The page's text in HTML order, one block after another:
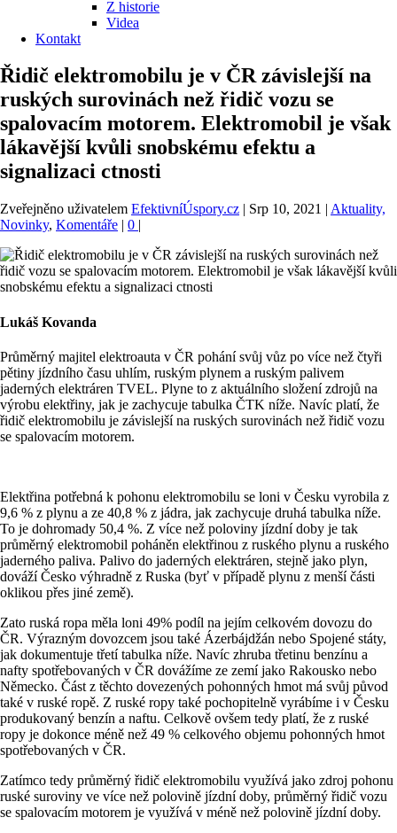
Z historie
Videa
Kontakt
Řidič elektromobilu je v ČR závislejší na
ruských surovinách než řidič vozu se
spalovacím motorem. Elektromobil je však
lákavější kvůli snobskému efektu a
signalizaci ctnosti
Zveřejněno uživatelem EfektivníÚspory.cz | Srp 10, 2021 | Aktuality,
Novinky, Komentáře | 0 |
Lukáš Kovanda
Průměrný majitel elektroauta v ČR pohání svůj vůz po více než čtyři
pětiny jízdního času uhlím, ruským plynem a ruským palivem
jaderných elektráren TVEL. Plyne to z aktuálního složení zdrojů na
výrobu elektřiny, jak je zachycuje tabulka ČTK níže. Navíc platí, že
řidič elektromobilu je závislejší na ruských surovinách než řidič vozu
se spalovacím motorem.
Elektřina potřebná k pohonu elektromobilu se loni v Česku vyrobila z
9,6 % z plynu a ze 40,8 % z jádra, jak zachycuje druhá tabulka níže.
To je dohromady 50,4 %. Z více než poloviny jízdní doby je tak
průměrný elektromobil poháněn elektřinou z ruského plynu a ruského
jaderného paliva. Palivo do jaderných elektráren, stejně jako plyn,
dováží Česko výhradně z Ruska (byť v případě plynu z menší části
oklikou přes jiné země).
Zato ruská ropa měla loni 49% podíl na jejím celkovém dovozu do
ČR. Výrazným dovozcem jsou také Ázerbájdžán nebo Spojené státy,
jak dokumentuje třetí tabulka níže. Navíc zhruba třetinu benzínu a
nafty spotřebovaných v ČR dovážíme ze zemí jako Rakousko nebo
Německo. Část z těchto dovezených pohonných hmot má svůj původ
také v ruské ropě. Z ruské ropy také pochopitelně vyrábíme i v Česku
produkovaný benzín a naftu. Celkově ovšem tedy platí, že z ruské
ropy je dokonce méně než 49 % celkového objemu pohonných hmot
spotřebovaných v ČR.
Zatímco tedy průměrný řidič elektromobilu využívá jako zdroj pohonu
ruské suroviny ve více než polovině jízdní doby, průměrný řidič vozu
se spalovacím motorem je využívá v méně než polovině jízdní doby.